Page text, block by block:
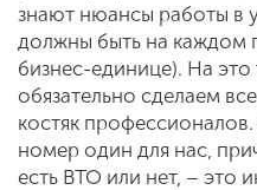
знают нюансы работы в
должны быть на каждом
бизнес-единице). На
обязательно сделаем
костяк
номер один для нас,
есть ВТО или нет, – это